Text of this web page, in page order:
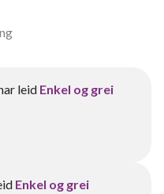
leid Enkel og grei
Enkel og grei